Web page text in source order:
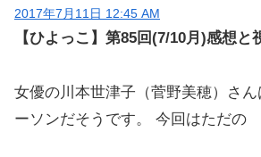
2017年7月11日 12:45 AM
【ひよっこ】第85回(7/10月)感想と
女優の川本世津子（菅野美穂）さ
ーソンだそうです。 今回はただの